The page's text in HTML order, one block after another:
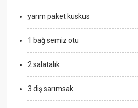
yarım paket kuskus
1 bağ semiz otu
2 salatalık
3 diş sarımsak